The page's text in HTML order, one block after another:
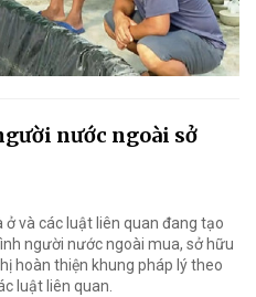
nước ngoài sở
và các luật liên quan đang tạo
người nước ngoài mua, sở hữu
hoàn thiện khung pháp lý theo
luật liên quan.